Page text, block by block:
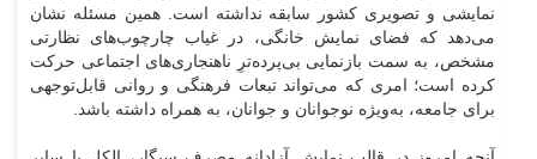
نمایشی و تصویری کشور سابقه نداشته است.همین مسئله نشان
می‌دهد که فضای نمایش خانگی، در غیاب چارچوب‌های نظارتی
مشخص، به سمت بازنمایی بی‌پرده‌ترِ ناهنجاری‌های اجتماعی حرکت
کرده است؛ امری که می‌تواند تبعات فرهنگی و روانی قابل‌توجهی
برای جامعه، به‌ویژه نوجوانان و جوانان، به همراه داشته باشد.